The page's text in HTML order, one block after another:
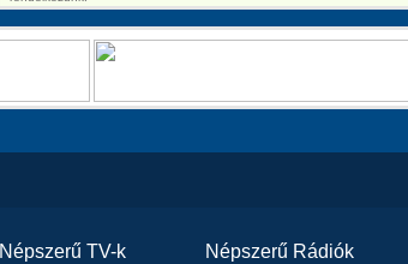
Népszerű TV-k Népszerű Rádiók